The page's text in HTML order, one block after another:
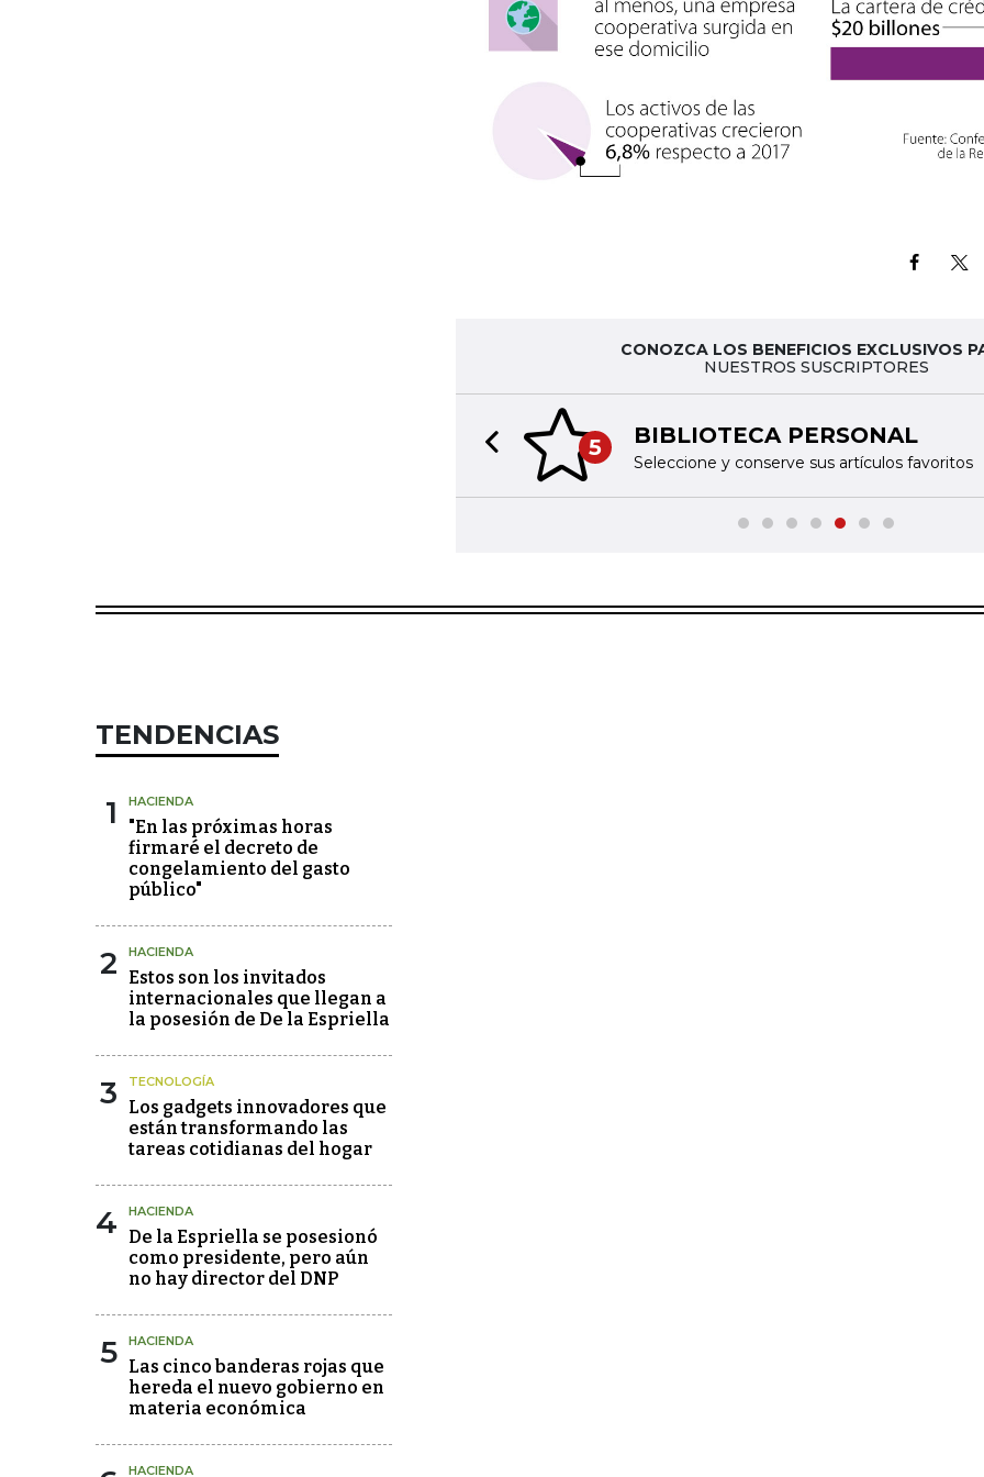
CONOZCA LOS BENEFICIOS EXCLUSIVOS
NUESTROS SUSCRIPTORES
5 BIBLIOTECA PERSONAL
Seleccione y conserve sus artículos favoritos
Previous slide
TENDENCIAS
1 HACIENDA
"En las próximas horas
firmaré el decreto de
congelamiento del gasto
público"
2 HACIENDA
Estos son los invitados
internacionales que llegan a
la posesión de De la Espriella
3 TECNOLOGÍA
Los gadgets innovadores que
están transformando las
tareas cotidianas del hogar
4 HACIENDA
De la Espriella se posesionó
como presidente, pero aún
no hay director del DNP
5 HACIENDA
Las cinco banderas rojas que
hereda el nuevo gobierno en
materia económica
HACIENDA